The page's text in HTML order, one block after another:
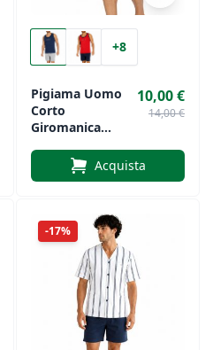
+8
Pigiama Uomo
Corto
Giromanica
In Jersey
10,00 €
14,00 €
Acquista
-17%